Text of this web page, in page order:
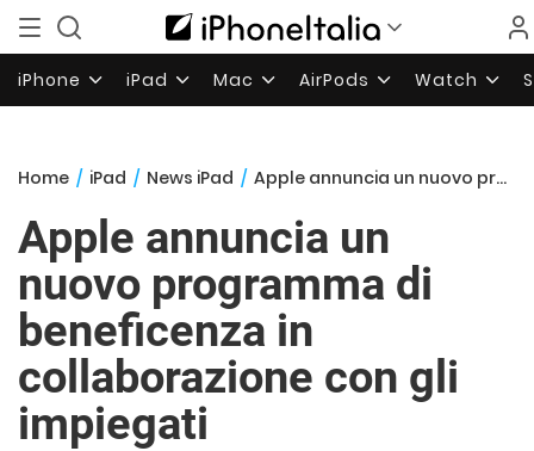
iPhone iPad Mac AirPods Watch
Home / iPad / News iPad / Apple annuncia un nuovo programma di beneficenza in collaborazione con gli impiegati
Apple annuncia un
nuovo programma di
beneficenza in
collaborazione con gli
impiegati